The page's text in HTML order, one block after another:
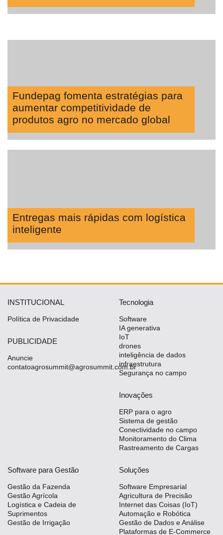
Fundepag fomenta estratégias para
aumentar competitividade de
produtos agro no mercado global
Entregas mais rápidas com logística
inteligente
INSTITUCIONAL
Política de Privacidade
PUBLICIDADE
Anuncie
contatoagrosummit@agrosummit.com.br
Tecnologia
Software
IA generativa
IoT
drones
inteligência de dados
infraestrutura
Segurança no campo
Inovações
ERP para o agro
Sistema de gestão
Conectividade no campo
Monitoramento do Clima
Rastreamento de Cargas
Software para Gestão
Gestão da Fazenda
Gestão Agrícola
Logística e Cadeia de
Suprimentos
Gestão de Irrigação
Soluções
Software Empresarial
Agricultura de Precisão
Internet das Coisas (IoT)
Automação e Robótica
Gestão de Dados e Análise
Plataformas de E-Commerce